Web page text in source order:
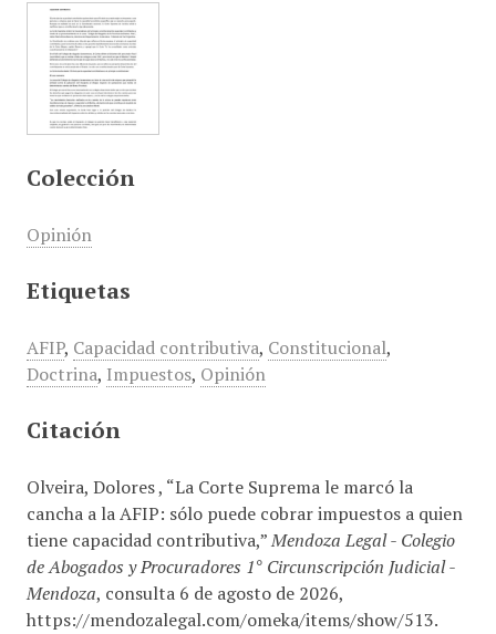
Colección
Opinión
Etiquetas
AFIP, Capacidad contributiva, Constitucional,
Doctrina, Impuestos, Opinión
Citación
Olveira, Dolores , “La Corte Suprema le marcó la
cancha a la AFIP: sólo puede cobrar impuestos a quien
tiene capacidad contributiva,”Mendoza Legal - Colegio
de Abogados y Procuradores 1° Circunscripción Judicial -
Mendoza, consulta 6 de agosto de 2026,
https://mendozalegal.com/omeka/items/show/513.